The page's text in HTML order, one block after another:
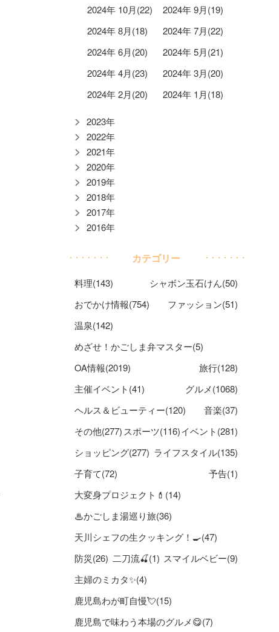
2024年 10月(22)
2024年 9月(19)
2024年 8月(18)
2024年 7月(22)
2024年 6月(20)
2024年 5月(21)
2024年 4月(23)
2024年 3月(20)
2024年 2月(20)
2024年 1月(18)
2023年
2022年
2021年
2020年
2019年
2018年
2017年
2016年
カテゴリー
料理(143)
シャボン玉石けん(50)
おでかけ情報(754)
ファッション(51)
温泉(142)
めざせ！かごしま弁マスター(5)
OA情報(2019)
旅行(128)
主催イベント(41)
グルメ(1068)
ヘルス＆ビューティー(120)
音楽(37)
その他(277) スポーツ(116)イベント(281)
ショッピング(277) ライフスタイル(135)
子育て(72)
予告(1)
大変身プロジェクト💄(14)
♨かごしま湯巡り旅(36)
天川シェフの生クッキング！🍳(47)
防災(26) 二刀流🍒(1) スマイルベビー(9)
主婦のミカタ✨(4)
鹿児島わが町自慢💘(15)
鹿児島で味わう本場のグルメ😋(7)